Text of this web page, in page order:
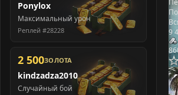
Ponylox
Максимальный урон
Реплей #28228
2 500ЗОЛОТА
kindzadza2010
Случайный бой
9